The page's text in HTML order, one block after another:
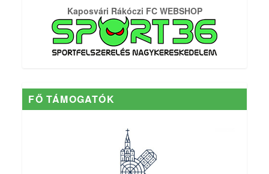
Kaposvári Rákóczi FC WEBSHOP
FŐ TÁMOGATÓK